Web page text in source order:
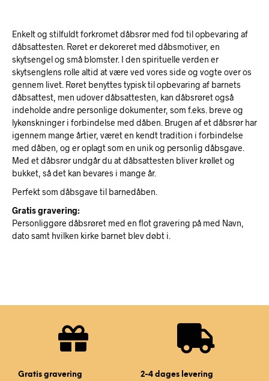
Enkelt og stilfuldt forkromet dåbsrør med fod til opbevaring af
dåbsattesten. Røret er dekoreret med dåbsmotiver, en
skytsengel og små blomster. I den spirituelle verden er
skytsenglens rolle altid at være ved vores side og vogte over os
gennem livet. Røret benyttes typisk til opbevaring af barnets
dåbsattest, men udover dåbsattesten, kan dåbsrøret også
indeholde andre personlige dokumenter, som f.eks. breve og
lykønskninger i forbindelse med dåben. Brugen af et dåbsrør har
igennem mange årtier, været en kendt tradition i forbindelse
med dåben, og er oplagt som en unik og personlig dåbsgave.
Med et dåbsrør undgår du at dåbsattesten bliver krøllet og
bukket, så det kan bevares i mange år.
Perfekt som dåbsgave til barnedåben.
Gratis gravering:
Personliggøre dåbsrøret med en flot gravering på med Navn,
dato samt hvilken kirke barnet blev døbt i.
Gratis gravering 2-4 dages levering